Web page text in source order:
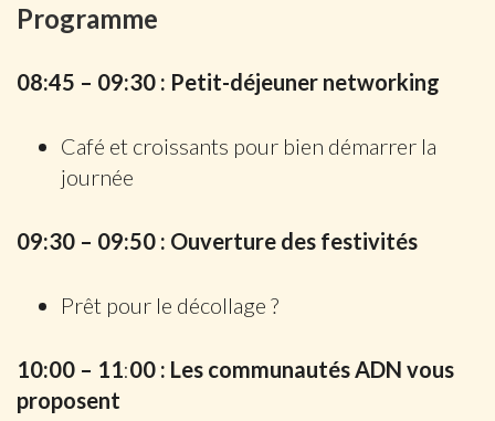
Programme
08:45 – 09:30 : Petit-déjeuner networking
Café et croissants pour bien démarrer la
journée
09:30 – 09:50 : Ouverture des festivités
Prêt pour le décollage ?
10:00 – 11:00 : Les communautés ADN vous
proposent